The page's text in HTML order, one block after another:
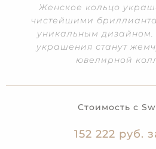
Женское кольцо
чистейшими
уникальным дизайном.
украшения станут
ювелирной
Стоимость с
152 222 руб.